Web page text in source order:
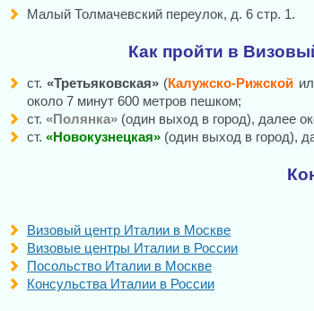
Малый Толмачевский переулок, д. 6 стр. 1.
Как пройти в
ст.«Третьяковская» (Калужско-Рижской
около 7 минут 600 метров пешком;
ст. «Полянка» (один выход в город), далее
ст. «Новокузнецкая» (один выход в город),
Визовый центр Италии в Москве
Визовые центры Италии в России
Посольство Италии в Москве
Консульства Италии в России